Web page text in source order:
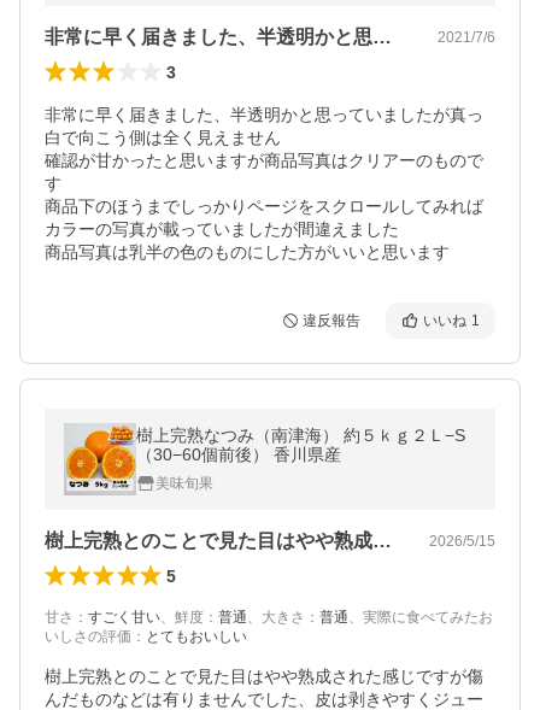
非常に早く届きました、半透明かと思って… 2021/7/6
3
非常に早く届きました、半透明かと思っていましたが真っ
白で向こう側は全く見えません
確認が甘かったと思いますが商品写真はクリアーのもので
す
商品下のほうまでしっかりページをスクロールしてみれば
カラーの写真が載っていましたが間違えました
商品写真は乳半の色のものにした方がいいと思います
違反報告 いいね 1
樹上完熟なつみ（南津海） 約５ｋｇ２Ｌ−S
（30−60個前後） 香川県産
美味旬果
樹上完熟とのことで見た目はやや熟成され… 2026/5/15
5
甘さ ： すごく甘い、 鮮度 ： 普通、 大きさ ： 普通、 実際に食べてみたお
いしさの評価 ： とてもおいしい
樹上完熟とのことで見た目はやや熟成された感じですが傷
んだものなどは有りませんでした、皮は剥きやすくジュー